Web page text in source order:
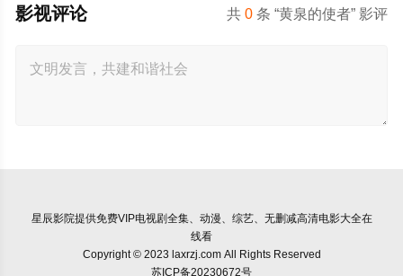
共0 条 “黄泉的使者” 影评
影视评论
星辰影院提供免费VIP电视剧全集、动漫、综艺、无删减高清电影大全在
线看
Copyright © 2023 laxrzj.com All Rights Reserved
苏ICP备20230672号